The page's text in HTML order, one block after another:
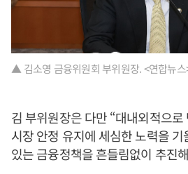
▲ 김소영 금융위원회 부위원장. <연합뉴스
김 부위원장은 다만 “대내외적으
시장 안정 유지에 세심한 노력을
있는 금융정책을 흔들림없이 추진